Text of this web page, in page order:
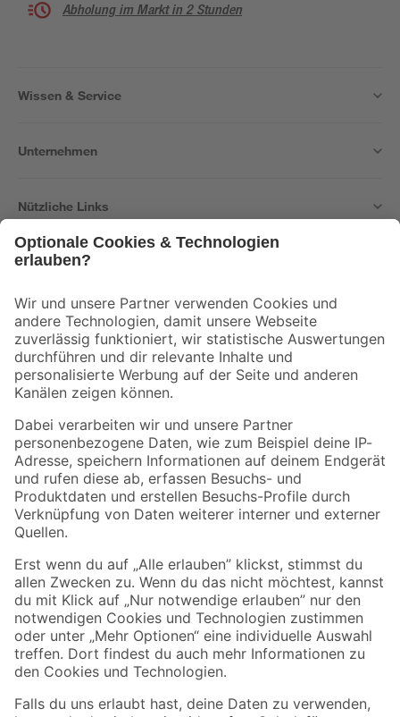
Abholung im Markt in 2 Stunden
Wissen & Service
Unternehmen
Nützliche Links
Der toom Newsletter: Keine Angebote und Aktionen mehr verpassen!
Zur Newsletter Anmeldung
Folge uns
Zahlungsarten Versandarten
Sicher einkaufen
Jetzt die toom-App herunterladen